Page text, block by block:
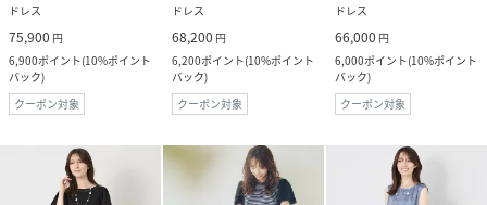
ドレス
75,900 円
6,900ポイント(10%ポイント
バック)
クーポン対象
ドレス
68,200 円
6,200ポイント(10%ポイント
バック)
クーポン対象
ドレス
66,000 円
6,000ポイント(10%ポイント
バック)
クーポン対象